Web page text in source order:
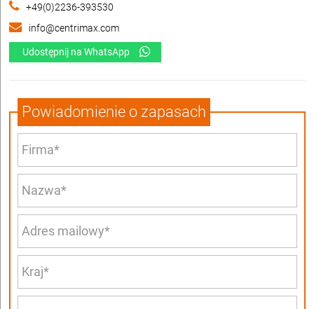
+49(0)2236-393530
info@centrimax.com
Udostępnij na WhatsApp
Powiadomienie o zapasach